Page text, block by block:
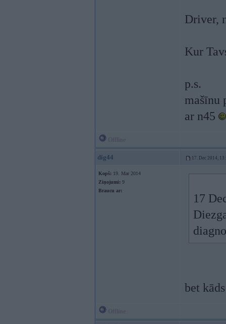
Driver,
Kur
p.s.
mašīnu
ar n45
dig44 17. Dec 2014,
Kopš: 19. Mar 2014
Ziņojumi: 9
Braucu ar:
17
bet